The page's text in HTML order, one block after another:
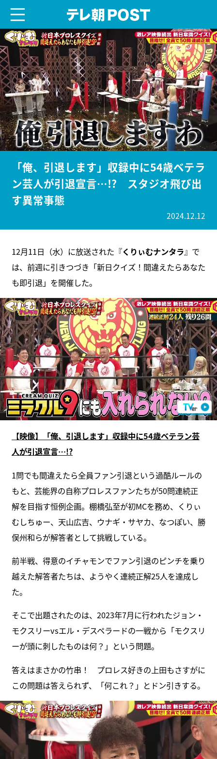
「俺、引退します」収録中に54歳ベテラ
ン芸人が引退宣言…!? スタジオ飛び出
す異常事態
2024.12.12
12月11日（水）に放送された『くりぃむナンタラ』で
は、前週に引きつづき「新日クイズ！間違えたらあなた
も即引退」を開催した。
【映像】「俺、引退します」収録中に54歳ベテラン芸
人が引退宣言…!?
1問でも間違えたら全員ファン引退という過酷ルールの
もと、芸能界の自称プロレスファンたちが50問連続正
解を目指す恒例企画。棚橋弘至が初MCを務め、くりぃ
むしちゅー、天山広吉、ウナギ・サヤカ、なつぽい、勝
俣州和らが解答者として挑戦している。
前半戦、得意のイチャモンでファン引退のピンチを乗り
越えた解答者たちは、ようやく連続正解25人を達成し
た。
そこで出題されたのは、2023年7月に行われたジョン・
モクスリーvsエル・デスペラードの一戦から「モクスリ
ーが頭に刺したものは何？」という問題。
答えはまさかの竹串！ プロレス好きの上田もさすがに
この問題は答えられず、「何これ？」とドン引きする。